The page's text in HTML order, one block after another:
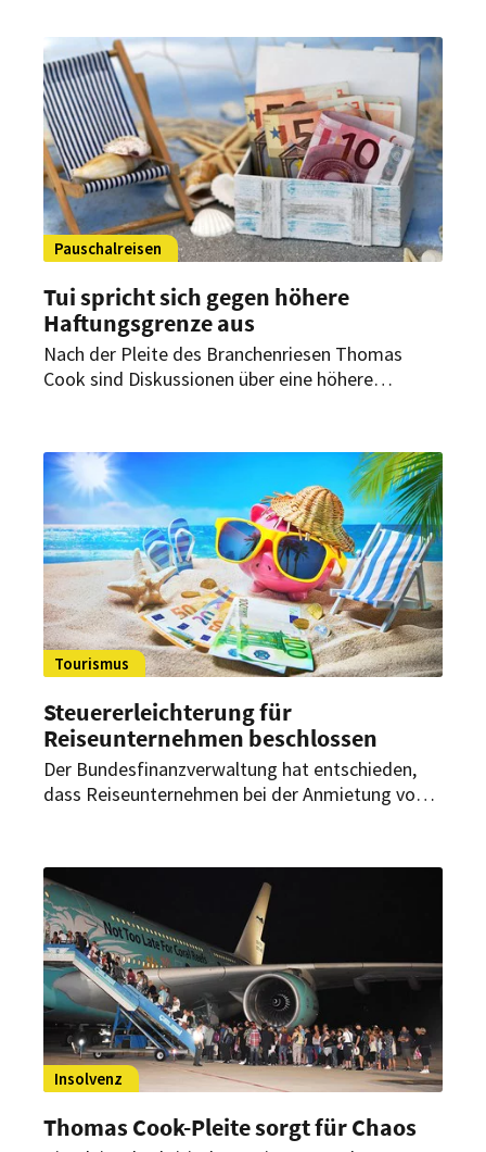
Entschädigung, urteilte jetzt ein
Oberlandesgericht.
Pauschalreisen
Tui spricht sich gegen höhere
Haftungsgrenze aus
Nach der Pleite des Branchenriesen Thomas
Cook sind Diskussionen über eine höhere
warnt nun vor derartigen Maßnahmen.
Tourismus
Steuererleichterung für
Reiseunternehmen beschlossen
Der Bundesfinanzverwaltung hat entschieden,
dass Reiseunternehmen bei der Anmietung von
Insolvenz
Thomas Cook-Pleite sorgt für Chaos